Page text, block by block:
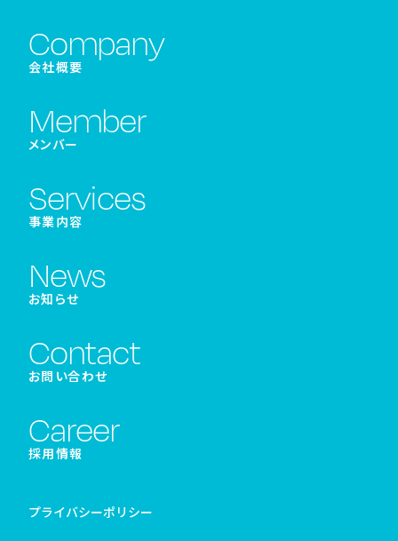
Company
会社概要
Member
メンバー
Services
事業内容
News
お知らせ
Contact
お問い合わせ
Career
採用情報
プライバシーポリシー